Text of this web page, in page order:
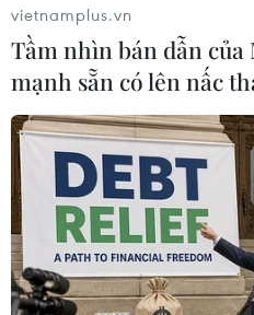
vietnamplus.vn
Tầm nhìn bán dẫn
mạnh sẵn có lên nấc